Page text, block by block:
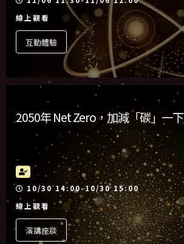
線上觀看
互動體驗
2050年 Net Zero，加減「碳」一下
活動時間
10/30 14:00-10/30 15:00
線上觀看
演講座談